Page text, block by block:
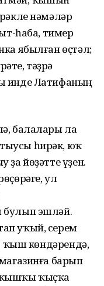
нәмәләр
һаба, тимер
ябылған өҫтәл;
тәҙрә
инде Латифаның
балалары ла
һирәк, юҡ
йөҙәтте үҙен.
ул
булып эшләй.
уҡый, серем
ҡыш көндәрендә,
барып
ҡышҡы ҡыҫҡа